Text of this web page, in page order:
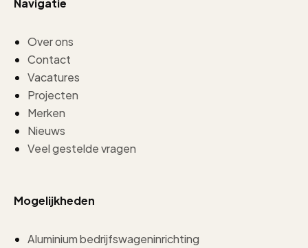
Navigatie
Over ons
Contact
Vacatures
Projecten
Merken
Nieuws
Veel gestelde vragen
Mogelijkheden
Aluminium bedrijfswageninrichting